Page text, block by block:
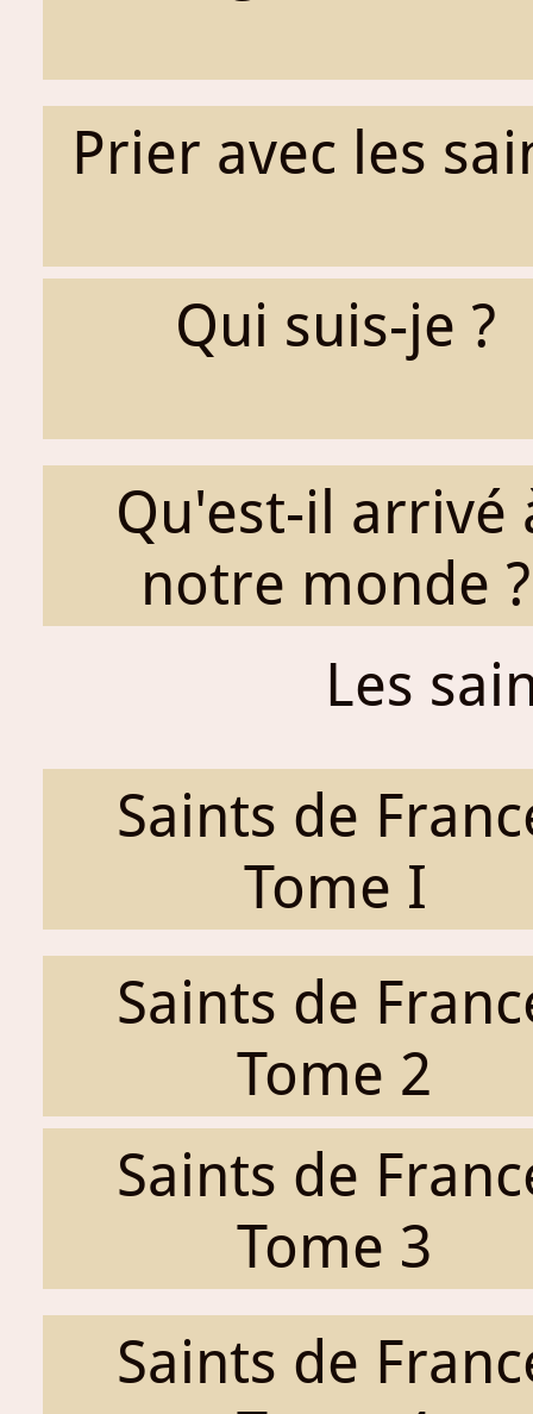
Prier avec les
Qui suis-je ?
Qu'est-il arrivé
notre monde ?
Les
Saints de
Tome I
Saints de
Tome 2
Saints de
Tome 3
Saints de